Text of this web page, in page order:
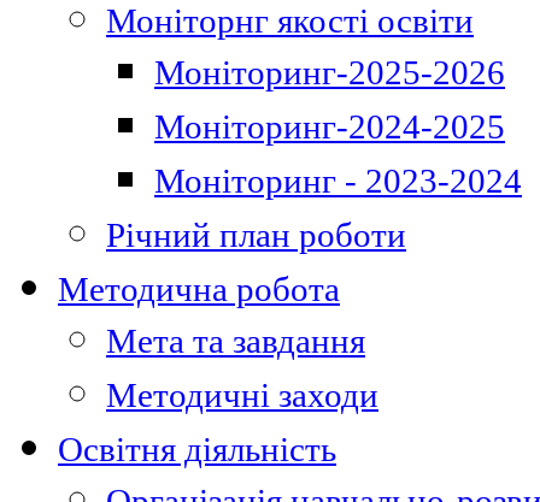
Моніторнг якості освіти
Моніторинг-2025-2026
Моніторинг-2024-2025
Моніторинг - 2023-2024
Річний план роботи
Методична робота
Мета та завдання
Методичні заходи
Освітня діяльність